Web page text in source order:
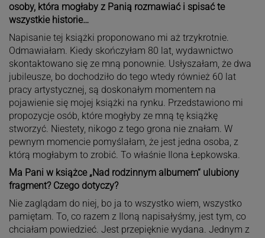
osoby, która mogłaby z Panią rozmawiać i spisać te
wszystkie historie…
Napisanie tej książki proponowano mi aż trzykrotnie.
Odmawiałam. Kiedy skończyłam 80 lat, wydawnictwo
skontaktowano się ze mną ponownie. Usłyszałam, że dwa
jubileusze, bo dochodziło do tego wtedy również 60 lat
pracy artystycznej, są doskonałym momentem na
pojawienie się mojej książki na rynku. Przedstawiono mi
propozycje osób, które mogłyby ze mną tę książkę
stworzyć. Niestety, nikogo z tego grona nie znałam. W
pewnym momencie pomyślałam, że jest jedna osoba, z
którą mogłabym to zrobić. To właśnie Ilona Łepkowska.
Ma Pani w książce „Nad rodzinnym albumem“ ulubiony
fragment? Czego dotyczy?
Nie zaglądam do niej, bo ja to wszystko wiem, wszystko
pamiętam. To, co razem z Iloną napisałyśmy, jest tym, co
chciałam powiedzieć. Jest przepięknie wydana. Jednym z